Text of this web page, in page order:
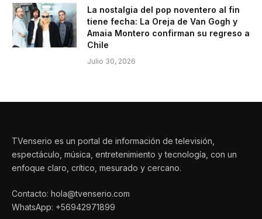
La nostalgia del pop noventero al fin
tiene fecha: La Oreja de Van Gogh y
Amaia Montero confirman su regreso a
Chile
Julio 30, 2026
TVenserio es un portal de información de televisión,
espectáculo, música, entretenimiento y tecnología, con un
enfoque claro, crítico, mesurado y cercano.
Contacto: hola@tvenserio.com
WhatsApp: +56942971899